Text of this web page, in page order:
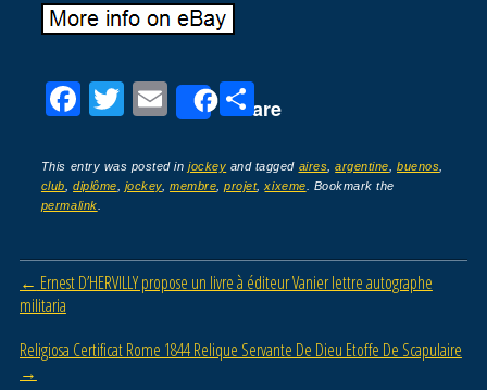
F
c
e
o
k
T
tt
er
E
ail
Share
P
ta
g
This entry was posted injockey and tagged aires ,argentine buenos
club ,diplôme jockey,membre ,projet,xixeme . Bookmark the
permalink
Post navigation
← Ernest D’HERVILLY propose un livre à éditeur Vanier lettre autographe
militaria
Religiosa Certificat Rome 1844 Relique Servante De Dieu Etoffe De Scapulaire
→